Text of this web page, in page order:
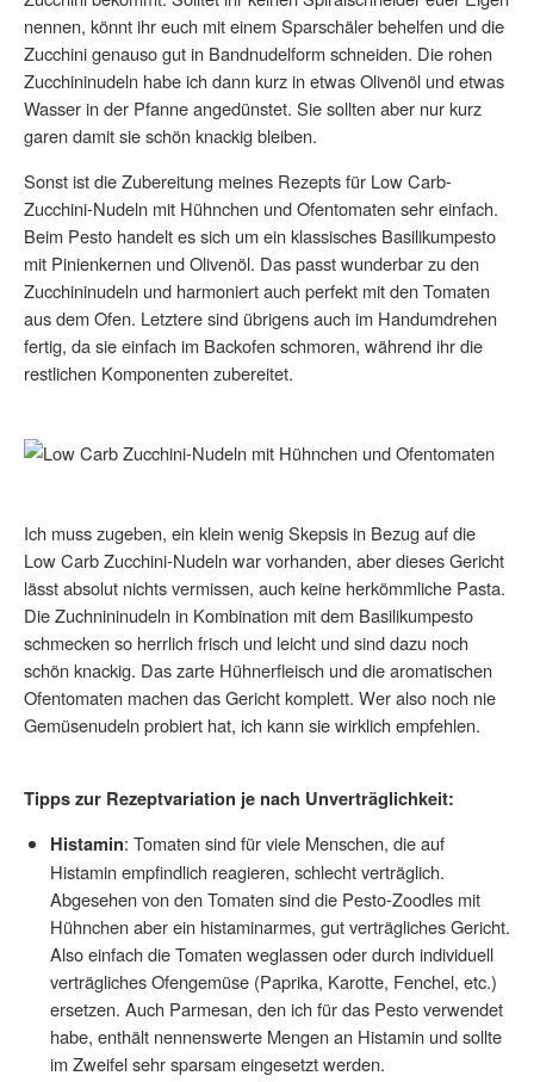
nennen, könnt ihr euch mit einem Sparschäler behelfen und die
Zucchini genauso gut in Bandnudelform schneiden. Die rohen
Zucchininudeln habe ich dann kurz in etwas Olivenöl und etwas
Wasser in der Pfanne angedünstet. Sie sollten aber nur kurz
garen damit sie schön knackig bleiben.
Sonst ist die Zubereitung meines Rezepts für Low Carb-
Zucchini-Nudeln mit Hühnchen und Ofentomaten sehr einfach.
Beim Pesto handelt es sich um ein klassisches Basilikumpesto
mit Pinienkernen und Olivenöl. Das passt wunderbar zu den
Zucchininudeln und harmoniert auch perfekt mit den Tomaten
aus dem Ofen. Letztere sind übrigens auch im Handumdrehen
fertig, da sie einfach im Backofen schmoren, während ihr die
restlichen Komponenten zubereitet.
Ich muss zugeben, ein klein wenig Skepsis in Bezug auf die
Low Carb Zucchini-Nudeln war vorhanden, aber dieses Gericht
lässt absolut nichts vermissen, auch keine herkömmliche Pasta.
Die Zuchnininudeln in Kombination mit dem Basilikumpesto
schmecken so herrlich frisch und leicht und sind dazu noch
schön knackig. Das zarte Hühnerfleisch und die aromatischen
Ofentomaten machen das Gericht komplett. Wer also noch nie
Gemüsenudeln probiert hat, ich kann sie wirklich empfehlen.
Tipps zur Rezeptvariation je nach Unverträglichkeit:
Histamin: Tomaten sind für viele Menschen, die auf
Histamin empfindlich reagieren, schlecht verträglich.
Abgesehen von den Tomaten sind die Pesto-Zoodles mit
Hühnchen aber ein histaminarmes, gut verträgliches Gericht.
Also einfach die Tomaten weglassen oder durch individuell
verträgliches Ofengemüse (Paprika, Karotte, Fenchel, etc.)
ersetzen. Auch Parmesan, den ich für das Pesto verwendet
habe, enthält nennenswerte Mengen an Histamin und sollte
im Zweifel sehr sparsam eingesetzt werden.